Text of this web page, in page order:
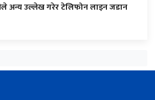
अन्य उल्लेख गरेर टेलिफोन लाइन जडान